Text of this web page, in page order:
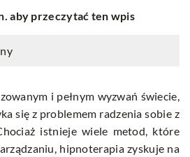
aby przeczytać ten wpis
i pełnym wyzwań świecie,
się z problemem radzenia sobie z
istnieje wiele metod, które
hipnoterapia zyskuje na